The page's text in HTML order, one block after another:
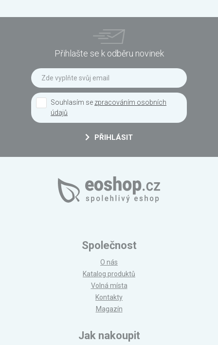
Přihlašte se k odběru novinek
Souhlasím se zpracováním osobních
údajů
PŘIHLÁSIT
Společnost
O nás
Katalog produktů
Volná místa
Kontakty
Magazín
Jak nakoupit